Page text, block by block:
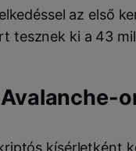
az első
tesznek ki a 43